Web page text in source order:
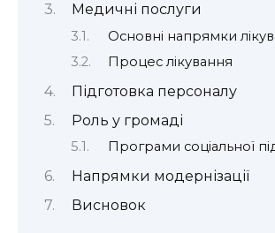
Медичні послуги
Основні напрямки
Процес лікування
Підготовка персоналу
Роль у громаді
Програми соціальної
Напрямки модернізації
Висновок